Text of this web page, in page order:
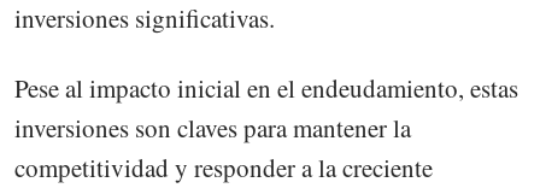
inversiones significativas.
Pese al impacto inicial en el endeudamiento, estas
inversiones son claves para mantener la
competitividad y responder a la creciente